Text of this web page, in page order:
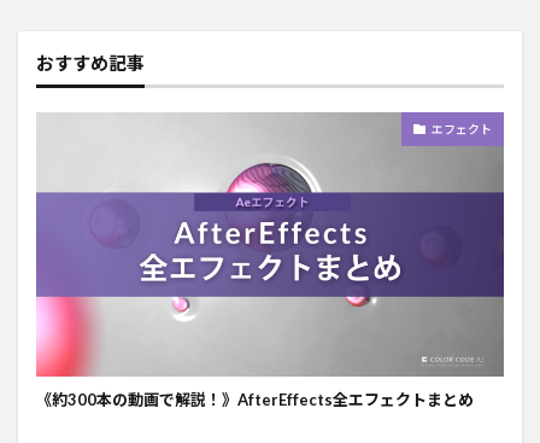
おすすめ記事
エフェクト
《約300本の動画で解説！》AfterEffects全エフェクトまとめ